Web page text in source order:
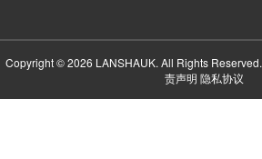
Copyright © 2026 LANSHAUK. All Rights Reserved.
责声明 隐私协议